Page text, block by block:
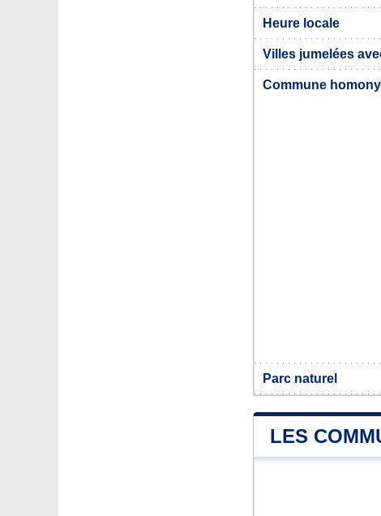
Heure locale
Villes jumelées
Commune
Parc naturel
LES